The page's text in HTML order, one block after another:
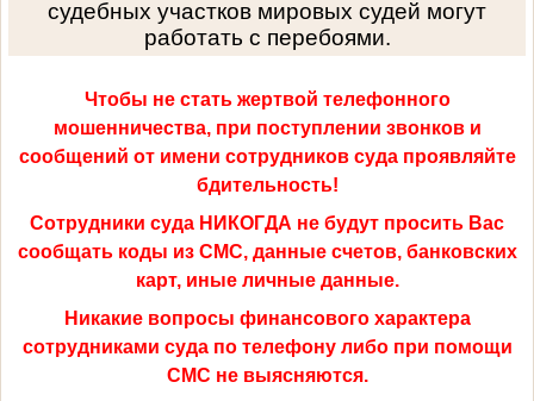
судебных участков мировых судей могут
работать с перебоями.
Чтобы не стать жертвой телефонного
мошенничества, при поступлении звонков и
сообщений от имени сотрудников суда проявляйте
бдительность!
Сотрудники суда НИКОГДА не будут просить Вас
сообщать коды из СМС, данные счетов, банковских
карт, иные личные данные.
Никакие вопросы финансового характера
сотрудниками суда по телефону либо при помощи
СМС не выясняются.